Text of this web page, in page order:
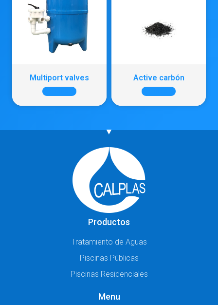
Multiport valves Active carbón
Productos
Tratamiento de Aguas
Piscinas Públicas
Piscinas Residenciales
Menu